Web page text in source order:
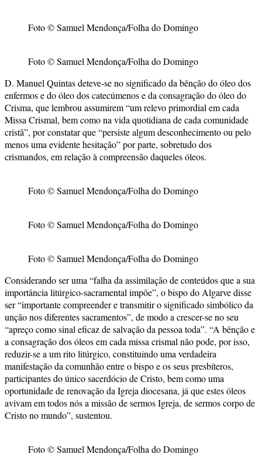
Foto © Samuel Mendonça/Folha do Domingo
Foto © Samuel Mendonça/Folha do Domingo
D. Manuel Quintas deteve-se no significado da bênção do óleo dos
enfermos e do óleo dos catecúmenos e da consagração do óleo do
Crisma, que lembrou assumirem “um relevo primordial em cada
Missa Crismal, bem como na vida quotidiana de cada comunidade
cristã”, por constatar que “persiste algum desconhecimento ou pelo
menos uma evidente hesitação” por parte, sobretudo dos
crismandos, em relação à compreensão daqueles óleos.
Foto © Samuel Mendonça/Folha do Domingo
Foto © Samuel Mendonça/Folha do Domingo
Foto © Samuel Mendonça/Folha do Domingo
Considerando ser uma “falha da assimilação de conteúdos que a sua
importância litúrgico-sacramental impõe”, o bispo do Algarve disse
ser “importante compreender e transmitir o significado simbólico da
unção nos diferentes sacramentos”, de modo a crescer-se no seu
“apreço como sinal eficaz de salvação da pessoa toda”. “A bênção e
a consagração dos óleos em cada missa crismal não pode, por isso,
reduzir-se a um rito litúrgico, constituindo uma verdadeira
manifestação da comunhão entre o bispo e os seus presbíteros,
participantes do único sacerdócio de Cristo, bem como uma
oportunidade de renovação da Igreja diocesana, já que estes óleos
avivam em todos nós a missão de sermos Igreja, de sermos corpo de
Cristo no mundo”, sustentou.
Foto © Samuel Mendonça/Folha do Domingo